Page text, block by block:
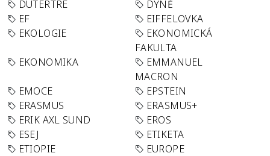
DUTERTRE
DÝNĚ
EF
EIFFELOVKA
EKOLOGIE
EKONOMICKÁ
FAKULTA
EKONOMIKA
EMMANUEL
MACRON
EMOCE
EPSTEIN
ERASMUS
ERASMUS+
ERIK AXL SUND
EROS
ESEJ
ETIKETA
ETIOPIE
EUROPE